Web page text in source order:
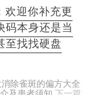
欢迎你补充更
码本身还是当
至找找硬盘
除雀斑的偏方大全